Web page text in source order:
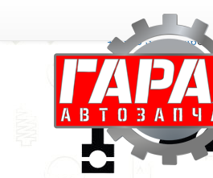
+7 906 377 46 46